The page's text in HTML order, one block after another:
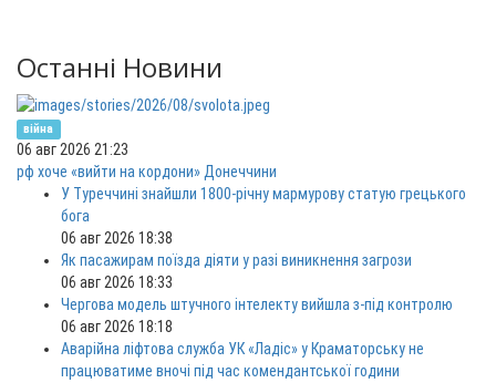
Останні Новини
війна
06 авг 2026 21:23
рф хоче «вийти на кордони» Донеччини
У Туреччині знайшли 1800-річну мармурову статую грецького
бога
06 авг 2026 18:38
Як пасажирам поїзда діяти у разі виникнення загрози
06 авг 2026 18:33
Чергова модель штучного інтелекту вийшла з-під контролю
06 авг 2026 18:18
Аварійна ліфтова служба УК «Ладіс» у Краматорську не
працюватиме вночі під час комендантської години